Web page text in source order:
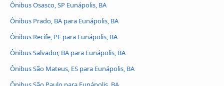
Ônibus Osasco, SP Eunápolis, BA
Ônibus Prado, BA para Eunápolis, BA
Ônibus Recife, PE para Eunápolis, BA
Ônibus Salvador, BA para Eunápolis, BA
Ônibus São Mateus, ES para Eunápolis, BA